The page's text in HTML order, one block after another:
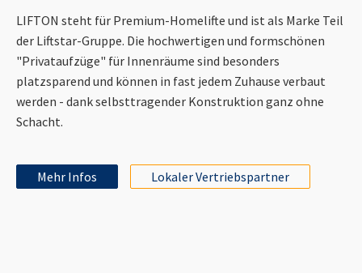
LIFTON steht für Premium-Homelifte und ist als Marke Teil
der Liftstar-Gruppe. Die hochwertigen und formschönen
"Privataufzüge" für Innenräume sind besonders
platzsparend und können in fast jedem Zuhause verbaut
werden - dank selbsttragender Konstruktion ganz ohne
Schacht.
Mehr Infos Lokaler Vertriebspartner